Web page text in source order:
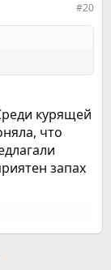
#20
курящей
что
запах